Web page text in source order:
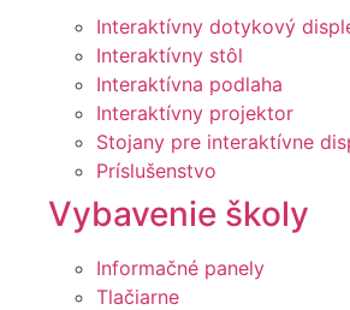
Interaktívny dotykový
Interaktívny stôl
Interaktívna podlaha
Interaktívny projektor
Stojany pre interaktívne
Príslušenstvo
Vybavenie školy
Informačné panely
Tlačiarne